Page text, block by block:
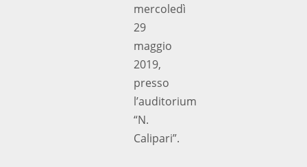
mercoledì
29
maggio
2019,
presso
l’auditorium
“N.
Calipari”.